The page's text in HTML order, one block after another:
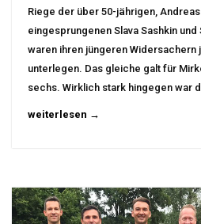
Riege der über 50-jährigen,
eingesprungenen Slava Sashkin
waren ihren jüngeren Widersachern
unterlegen. Das gleiche galt für
sechs. Wirklich stark hingegen war
weiterlesen →